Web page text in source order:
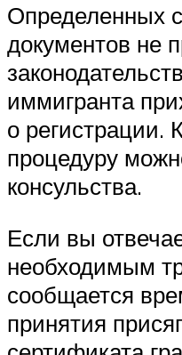
Определенных
документов не
иммигранта
о регистрации.
процедуру
консульства.
Если вы
необходимым
сообщается
принятия